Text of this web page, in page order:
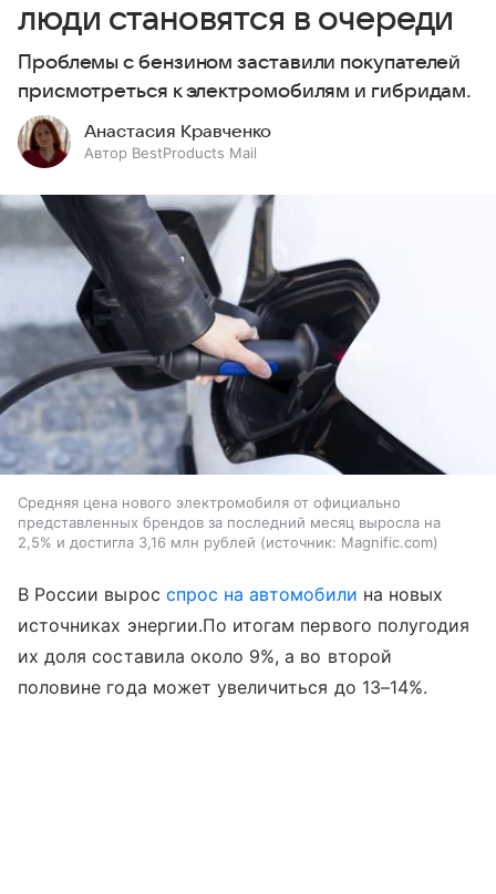
люди становятся в очереди
Проблемы с бензином заставили покупателей
присмотреться к электромобилям и гибридам.
Анастасия Кравченко
Автор BestProducts Mail
Средняя цена нового электромобиля от официально
представленных брендов за последний месяц выросла на
2,5% и достигла 3,16 млн рублей
источник: Magnific.com
В России вырос спрос на автомобили на новых
источниках энергии.По итогам первого полугодия
их доля составила около 9%, а во второй
половине года может увеличиться до 13–14%.